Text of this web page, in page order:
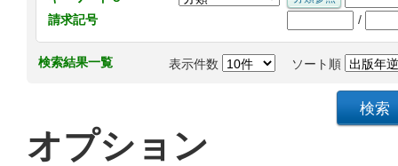
請求記号
/
検索結果一覧 表示件数 ソート順
オプション